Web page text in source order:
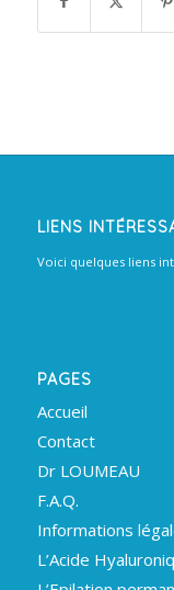
LIENS
Voici quelques liens
PAGES
Accueil
Contact
Dr LOUMEAU
F.A.Q.
Informations
L’Acide